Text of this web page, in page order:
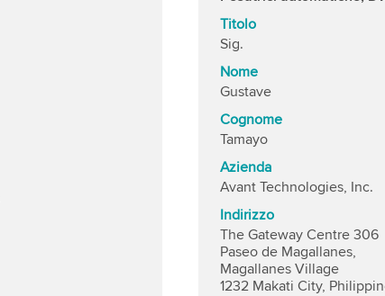
Titolo
Sig.
Nome
Gustave
Cognome
Tamayo
Azienda
Avant Technologies, Inc.
Indirizzo
The Gateway Centre 306
Paseo de Magallanes,
Magallanes Village
1232 Makati City,